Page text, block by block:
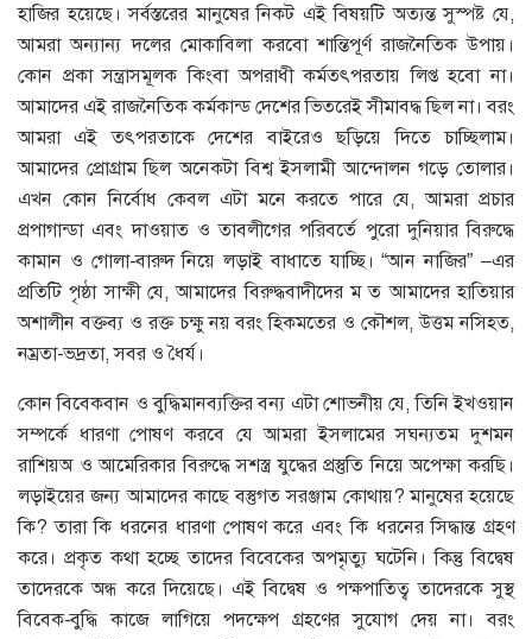
হাজির হয়েছে। সর্বস্তরের মানুষের নিকট এই বিষয়টি অত্যন্ত সুস্পষ্ট যে,
আমরা অন্যান্য দলের মোকাবিলা করবো শান্তিপূর্ণ রাজনৈতিক উপায়।
কোন প্রকা সন্ত্রাসমূলক কিংবা অপরাধী কর্মতৎপরতায় লিপ্ত হবো না।
আমাদের এই রাজনৈতিক কর্মকান্ড দেশের ভিতরেই সীমাবদ্ধ ছিল না। বরং
আমরা এই তৎপরতাকে দেশের বাইরেও ছড়িয়ে দিতে চাচ্ছিলাম।
আমাদের প্রোগ্রাম ছিল অনেকটা বিশ্ব ইসলামী আন্দোলন গড়ে তোলার।
এখন কোন নির্বোধ কেবল এটা মনে করতে পারে যে, আমরা প্রচার
প্রপাগান্ডা এবং দাওয়াত ও তাবলীগের পরিবর্তে পুরো দুনিয়ার বিরুদ্ধে
কামান ও গোলা-বারুদ নিয়ে লড়াই বাধাতে যাচ্ছি। “আন নাজির” –এর
প্রতিটি পৃষ্ঠা সাক্ষী যে, আমাদের বিরুদ্ধবাদীদের ম ত আমাদের হাতিয়ার
অশালীন বক্তব্য ও রক্ত চক্ষু নয় বরং হিকমতের ও কৌশল, উত্তম নসিহত,
নম্রতা-ভদ্রতা, সবর ও ধৈর্য।
কোন বিবেকবান ও বুদ্ধিমানব্যক্তির বন্য এটা শোভনীয় যে, তিনি ইখওয়ান
সম্পর্কে ধারণা পোষণ করবে যে আমরা ইসলামের সঘন্যতম দুশমন
রাশিয়অ ও আমেরিকার বিরুদ্ধে সশস্ত্র যুদ্ধের প্রস্তুতি নিয়ে অপেক্ষা করছি।
লড়াইয়ের জন্য আমাদের কাছে বস্তুগত সরঞ্জাম কোথায়? মানুষের হয়েছে
কি? তারা কি ধরনের ধারণা পোষণ করে এবং কি ধরনের সিদ্ধান্ত গ্রহণ
করে। প্রকৃত কথা হচ্ছে তাদের বিবেকের অপমৃত্যু ঘটেনি। কিন্তু বিদ্বেষ
তাদেরকে অন্ধ করে দিয়েছে। এই বিদ্বেষ ও পক্ষপাতিত্ব তাদেরকে সুস্থ
বিবেক-বুদ্ধি কাজে লাগিয়ে পদক্ষেপ গ্রহণের সুযোগ দেয় না। বরং